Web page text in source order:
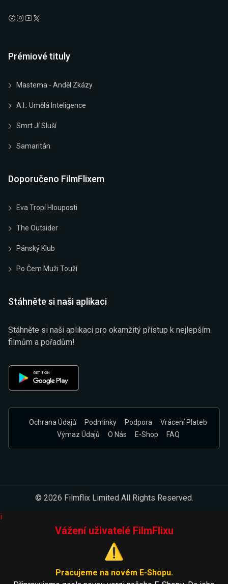
Prémiové tituly
Mastema - Anděl Zkázy
A.I.: Umělá Inteligence
Smrt Jí Sluší
Samaritán
Doporučeno FilmFlixem
Eva Tropí Hlouposti
The Outsider
Pánský Klub
Po Čem Muži Touží
Stáhněte si naši aplikaci
Stáhněte si naši aplikaci pro okamžitý přístup k nejlepším
filmům a pořadům!
Ochrana Údajů Podmínky Podpora
Vrácení Plateb
Výmaz Údajů
O Nás E-Shop FAQ
© 2026 Filmflix Limited All Rights Reserved.
i
Vážení uživatelé FilmFlixu
⚠️
Pracujeme na novém E-Shopu.